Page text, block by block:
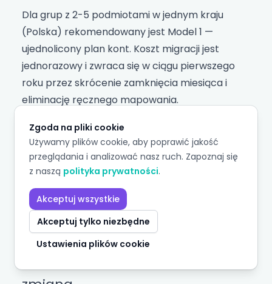
Dla grup z 2-5 podmiotami w jednym kraju
(Polska) rekomendowany jest Model 1 —
ujednolicony plan kont. Koszt migracji jest
jednorazowy i zwraca się w ciągu pierwszego
roku przez skrócenie zamknięcia miesiąca i
eliminację ręcznego mapowania.
Polska + Czechy + Niemcy) rekomendowany
jest Model 2 — ujednolicony plan zarządczy z
lokalnymi planami ustawowymi. Różnice w
lokalnych wymogach rachunkowości są zbyt
duże, by wymusić jeden plan ustawowy.
Zgoda na pliki cookie
Używamy plików cookie, aby poprawić jakość
przeglądania i analizować nasz ruch. Zapoznaj się
z naszą polityka prywatności.
Akceptuj wszystkie
Akceptuj tylko niezbędne
Ustawienia plików cookie